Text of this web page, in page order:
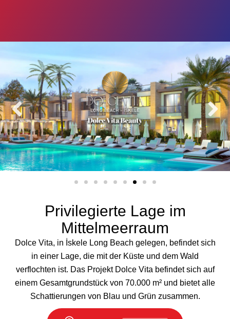
Privilegierte Lage im
Mittelmeerraum
Dolce Vita, in İskele Long Beach gelegen, befindet sich
in einer Lage, die mit der Küste und dem Wald
verflochten ist. Das Projekt Dolce Vita befindet sich auf
einem Gesamtgrundstück von 70.000 m² und bietet alle
Schattierungen von Blau und Grün zusammen.